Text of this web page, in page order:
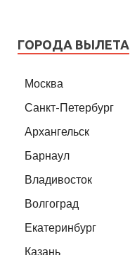
ГОРОДА ВЫЛЕТА
Москва
Санкт-Петербург
Архангельск
Барнаул
Владивосток
Волгоград
Екатеринбург
Казань